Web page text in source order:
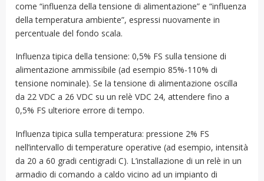
come “influenza della tensione di alimentazione” e “influenza
della temperatura ambiente”, espressi nuovamente in
percentuale del fondo scala.
Influenza tipica della tensione: 0,5% FS sulla tensione di
alimentazione ammissibile (ad esempio 85%-110% di
tensione nominale). Se la tensione di alimentazione oscilla
da 22 VDC a 26 VDC su un relè VDC 24, attendere fino a
0,5% FS ulteriore errore di tempo.
Influenza tipica sulla temperatura: pressione 2% FS
nell’intervallo di temperature operative (ad esempio, intensità
da 20 a 60 gradi centigradi C). L’installazione di un relè in un
armadio di comando a caldo vicino ad un impianto di